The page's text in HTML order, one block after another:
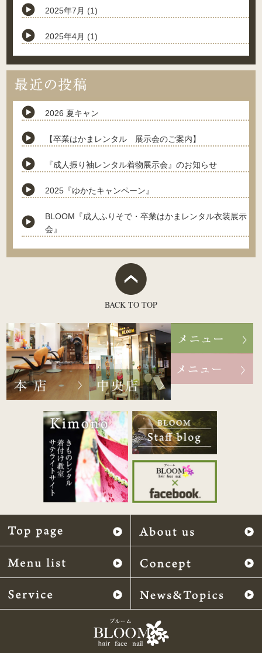
2025年7月 (1)
2025年4月 (1)
2026 夏キャン
【卒業はかまレンタル 展示会のご案内】
『成人振り袖レンタル着物展示会』のお知らせ
2025『ゆかたキャンペーン』
BLOOM『成人ふりそで・卒業はかまレンタル衣装展示
会』
BACK TO TOP